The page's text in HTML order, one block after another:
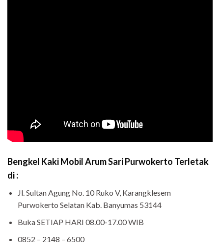
Bengkel Kaki Mobil Arum Sari Purwokerto Terletak
di :
Jl. Sultan Agung No. 10 Ruko V, Karangklesem
Purwokerto Selatan Kab. Banyumas 53144
Buka SETIAP HARI 08.00-17.00 WIB
0852 – 2148 – 6500